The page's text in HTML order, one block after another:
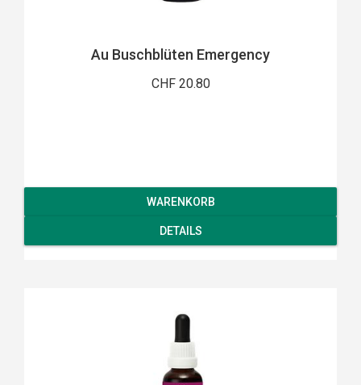
Au Buschblüten Emergency
CHF 20.80
WARENKORB
DETAILS